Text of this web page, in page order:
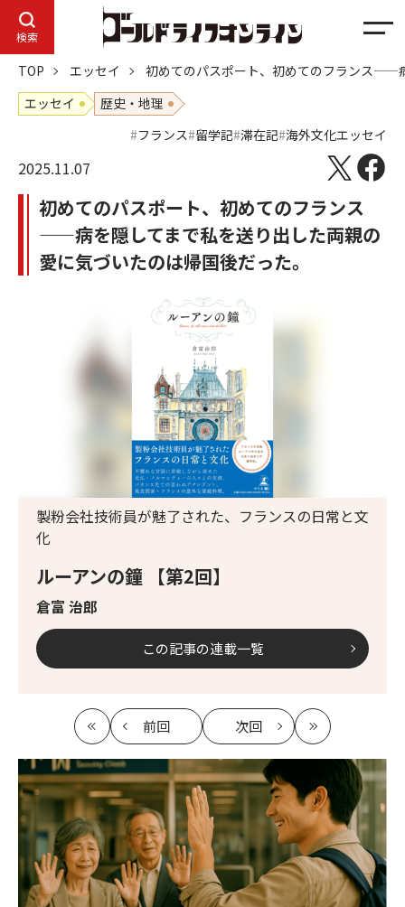
検索
メ
ュ
TOP エッセイ
初めてのパスポート、初めてのフランス——
エッセイ
歴史・地理
フランス 留学記 滞在記 海外文化エッセイ
2025.11.07
初めてのパスポート、初めてのフランス
——病を隠してまで私を送り出した両親の
愛に気づいたのは帰国後だった。
ルーアンの鐘 【第2回】
倉富 治郎
製粉会社技術員が魅了された、フランスの日常と文
化
この記事の連載一覧
最
初
前回
記
事
へ
次回
記
事
へ
最
新